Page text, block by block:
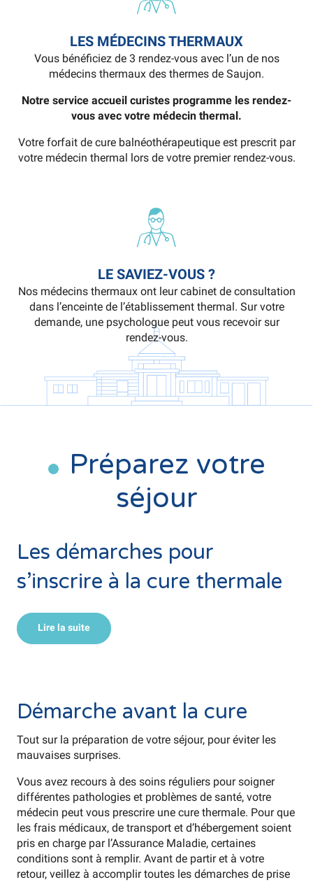
LES MÉDECINS THERMAUX
Vous bénéficiez de 3 rendez-vous avec l’un de nos
médecins thermaux des thermes de Saujon.
Notre service accueil curistes programme les rendez-
vous avec votre médecin thermal.
Votre forfait de cure balnéothérapeutique est prescrit par
votre médecin thermal lors de votre premier rendez-vous.
LE SAVIEZ-VOUS ?
Nos médecins thermaux ont leur cabinet de consultation
dans l’enceinte de l’établissement thermal. Sur votre
demande, une psychologue peut vous recevoir sur
rendez-vous.
Préparez votre
séjour
Les démarches pour
s’inscrire à la cure thermale
Lire la suite
Démarche avant la cure
Tout sur la préparation de votre séjour, pour éviter les
mauvaises surprises.
Vous avez recours à des soins réguliers pour soigner
différentes pathologies et problèmes de santé, votre
médecin peut vous prescrire une cure thermale. Pour que
les frais médicaux, de transport et d’hébergement soient
pris en charge par l’Assurance Maladie, certaines
conditions sont à remplir. Avant de partir et à votre
retour, veillez à accomplir toutes les démarches de prise